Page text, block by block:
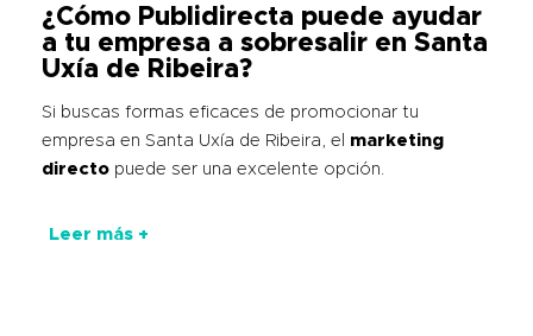
¿Cómo Publidirecta puede ayudar
a tu empresa a sobresalir en Santa
Uxía de Ribeira?
Si buscas formas eficaces de promocionar tu
empresa en Santa Uxía de Ribeira, el marketing
directo puede ser una excelente opción.
Leer más +